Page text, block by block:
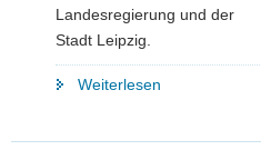
Landesregierung und der
Stadt Leipzig.
Weiterlesen